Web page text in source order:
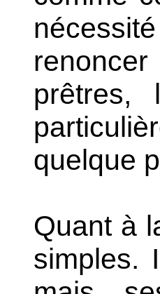
prêtres,
quelque
Quant à
simples.